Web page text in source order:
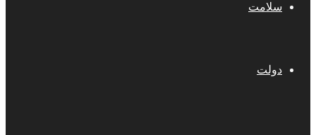
سلامت
دولت